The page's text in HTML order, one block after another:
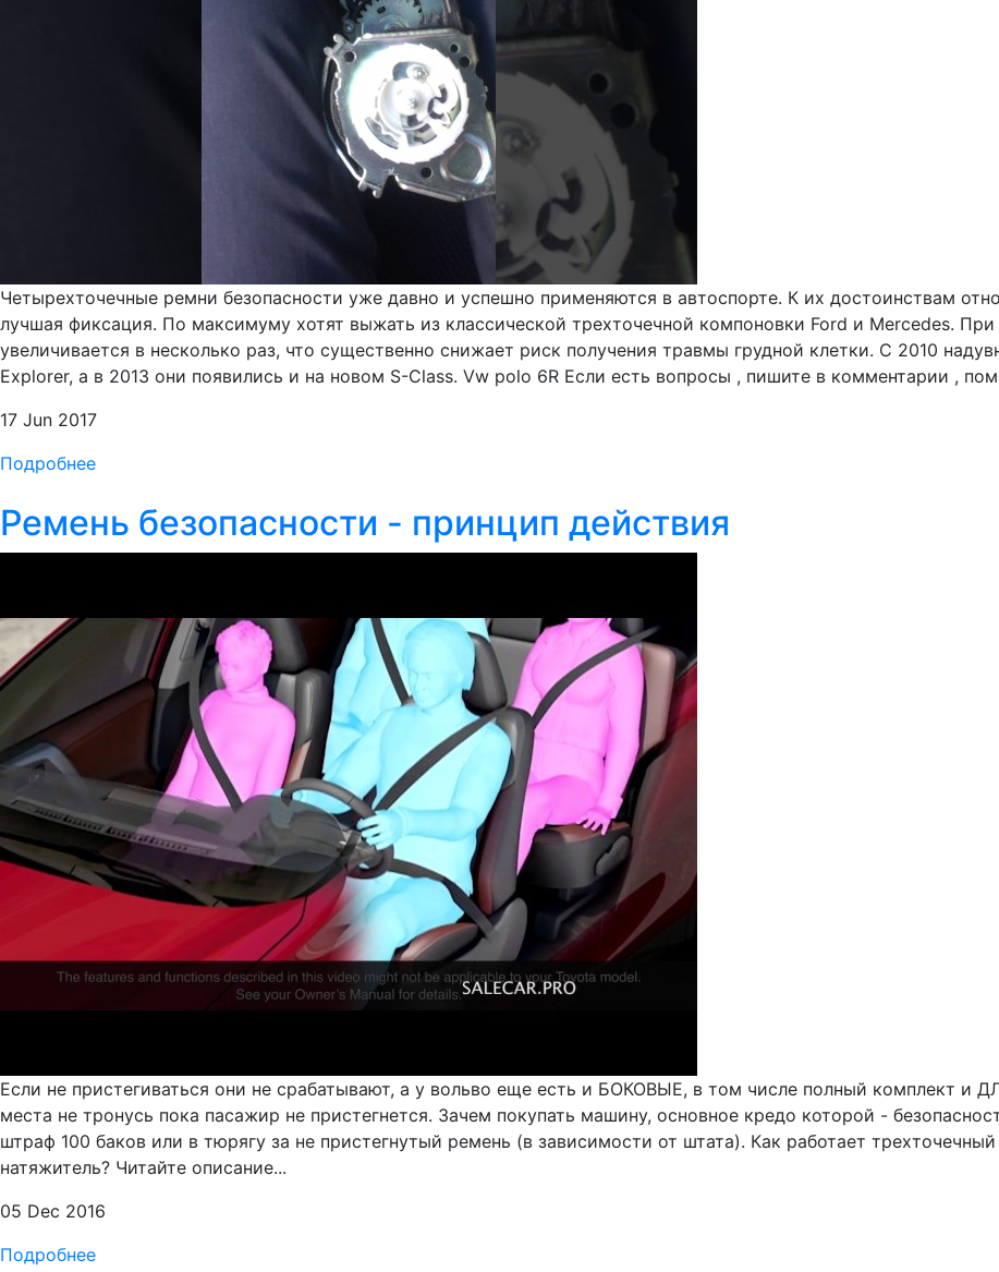
Четырехточечные ремни безопасности уже давно и успешно применяются в автоспорте. К их достоинствам
лучшая фиксация. По максимуму хотят выжать из классической трехточечной компоновки Ford и Mercedes.
увеличивается в несколько раз, что существенно снижает риск получения травмы грудной клетки. С 2010
Explorer, а в 2013 они появились и на новом S-Class. Vw polo 6R Если есть вопросы , пишите в комментарии ,
17 Jun 2017
Подробнее
Ремень безопасности - принцип действия
Если не пристегиваться они не срабатывают, а у вольво еще есть и БОКОВЫЕ, в том числе полный
места не тронусь пока пасажир не пристегнется. Зачем покупать машину, основное кредо которой -
штраф 100 баков или в тюрягу за не пристегнутый ремень (в зависимости от штата). Как работает
натяжитель? Читайте описание...
05 Dec 2016
Подробнее